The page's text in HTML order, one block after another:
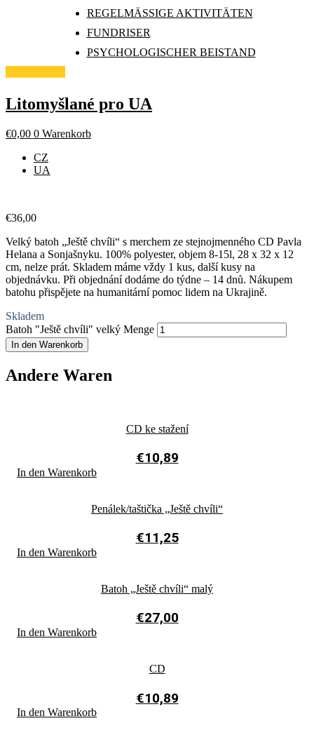
Zum Inhalt springen
Litomyšlané pro UA
REGELMÄSSIGE AKTIVITÄTEN
FUNDRISER
PSYCHOLOGISCHER BEISTAND
REGELMÄSSIGE AKTIVITÄTEN
FUNDRISER
PSYCHOLOGISCHER BEISTAND
€0,00 0 Warenkorb
CZ
UA
€36,00
Velký batoh „Ještě chvíli“ s merchem ze stejnojmenného CD Pavla
Helana a Sonjašnyku. 100% polyester, objem 8-15l, 28 x 32 x 12
cm, nelze prát. Skladem máme vždy 1 kus, další kusy na
objednávku. Při objednání dodáme do týdne – 14 dnů. Nákupem
batohu přispějete na humanitární pomoc lidem na Ukrajině.
Skladem
Batoh "Ještě chvíli" velký Menge
In den Warenkorb
Andere Waren
CD ke stažení
€10,89
In den Warenkorb
Penálek/taštička „Ještě chvíli“
€11,25
In den Warenkorb
Batoh „Ještě chvíli“ malý
€27,00
In den Warenkorb
CD
€10,89
In den Warenkorb
REGELMÄSSIGE AKTIVITÄTEN
FUNDRISER
PSYCHOLOGISCHER BEISTAND